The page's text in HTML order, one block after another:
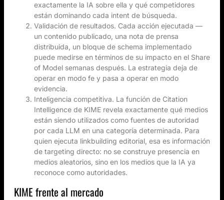
exactamente la IA sobre ella y qué competidores
están dominando cada intent de búsqueda.
Validación de resultados. Cada acción ejecutada —
un contenido publicado, una nota de prensa
distribuida, un bloque de schema implementado
puede medirse en términos de su impacto en el Share
of Model semanas después. La estrategia deja de
operar en modo fe y pasa a operar en modo
evidencia.
Inteligencia competitiva. La función de Citation
Intelligence de KIME revela exactamente qué medios
están siendo utilizados como fuentes de autoridad
por cada LLM en una categoría determinada. Para
quien ejecuta linkbuilding editorial, esa es información
de targeting directo: no se construye presencia en
medios aleatorios, sino en los medios que la IA ya
reconoce como autoridades.
KIME frente al mercado